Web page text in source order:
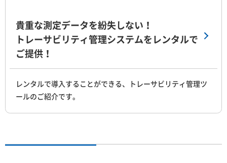
貴重な測定データを紛失しない！
トレーサビリティ管理システムをレンタルで
ご提供！
レンタルで導入することができる、トレーサビリティ管理ツ
ールのご紹介です。